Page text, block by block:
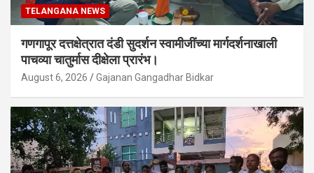
TELANGANA NEWS
गणगापूर दत्तक्षेत्रात दंडी सुदर्शन स्वामीजींच्या मार्गदर्शनाखाली
पाचव्या चातुर्मास दीक्षेला प्रारंभ।
August 6, 2026 Gajanan Gangadhar Bidkar